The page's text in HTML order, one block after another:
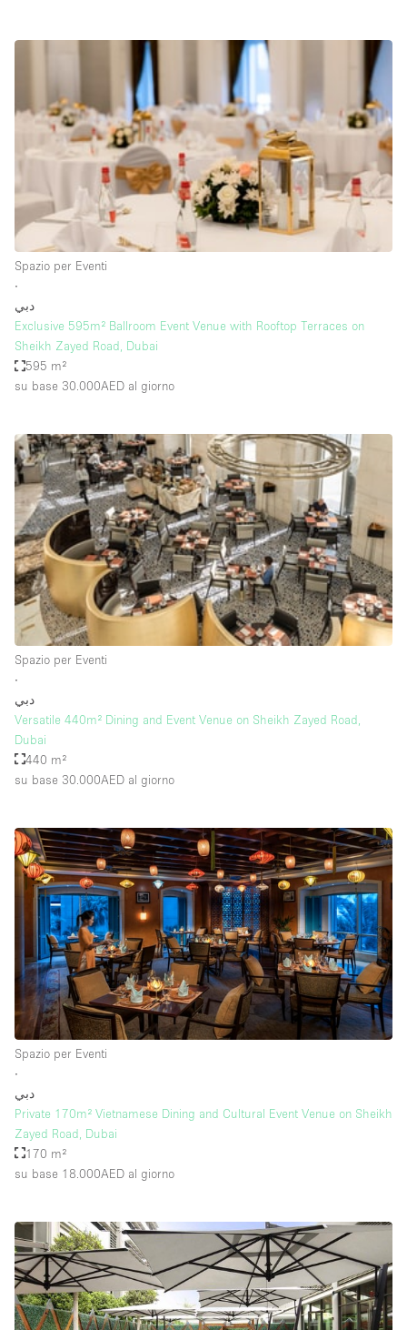
Camerini di prova
Cucina
Elettricità
Esposizione di Automobili
Giardino
Illuminazione
Impianto audiovisivo
Internet
Licenza per Liquori
Livello strada
Magazzino
Parcheggio privato
Piano terra
Raw
Riscaldamento
Sistema di sicurezza
Smoking Area
Terrace
Vetrina
Vista incredibile
Water Access
Whitebox / Minimal
Piano/Accesso
Seminterrato
Piano terra su corte
Terrazza
Altro
Spazio per Eventi
∙
دبي
Exclusive 595m² Ballroom Event Venue with Rooftop Terraces on
Sheikh Zayed Road, Dubai
595 m²
su base 30.000AED al giorno
Spazio per Eventi
∙
دبي
Versatile 440m² Dining and Event Venue on Sheikh Zayed Road,
Dubai
440 m²
su base 30.000AED al giorno
Spazio per Eventi
∙
دبي
Private 170m² Vietnamese Dining and Cultural Event Venue on Sheikh
Zayed Road, Dubai
170 m²
su base 18.000AED al giorno